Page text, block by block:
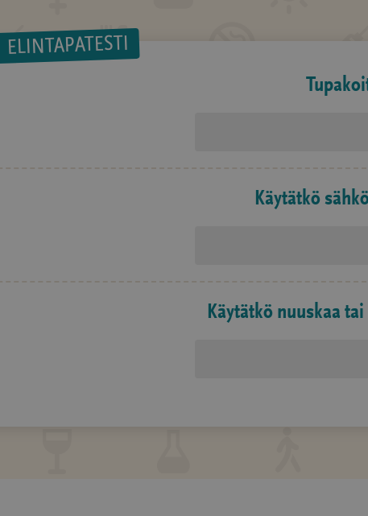
ELINTAPATESTI
Käytätkö
Käytätkö nuuskaa